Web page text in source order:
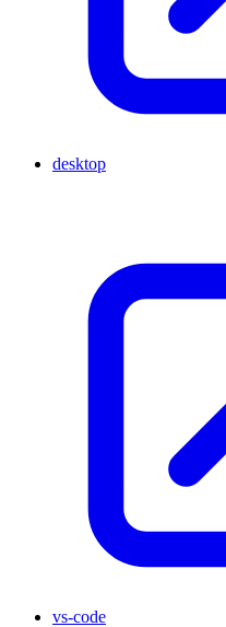
desktop
vs-code